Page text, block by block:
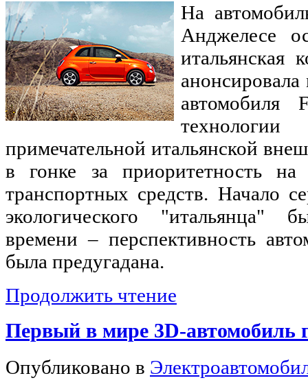
На
Анджелесе
итальянская
анонсировала
автомобиля
примечательной итальянской
в гонке за приоритетность на
транспортных средств. Начало
экологического "итальянца"
времени – перспективность
была предугадана.
Продолжить чтение
Первый в мире 3D-автомобиль
Опубликовано в